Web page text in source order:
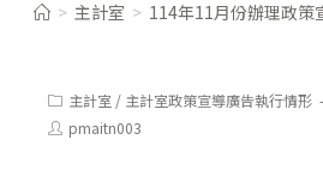
> 主計室 > 114年11月份辦理政策
Post
category:
主計室 / 主計室政策宣導廣告執行情形
Post
author:
pmaitn003